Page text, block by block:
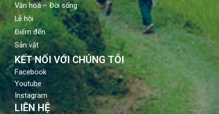
Văn hoá – Đời sống
Lễ hội
Điểm đến
Sản vật
KẾT NỐI VỚI CHÚNG TÔI
Facebook
Youtube
Instagram
LIÊN HỆ